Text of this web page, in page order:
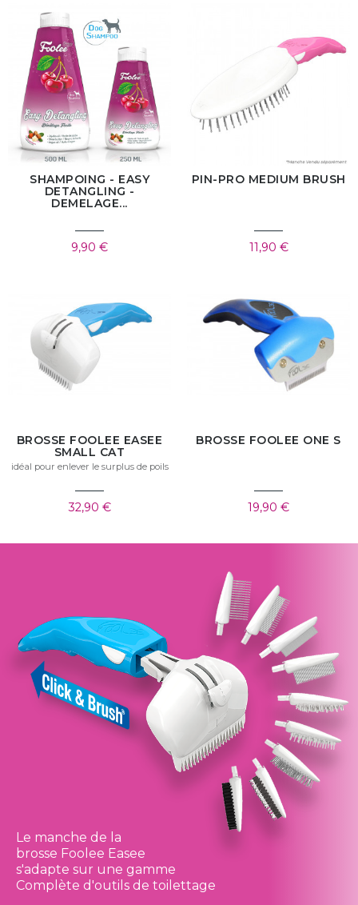
SHAMPOING - EASY
DETANGLING -
DEMELAGE...
9,90 €
PIN-PRO MEDIUM BRUSH
11,90 €
BROSSE FOOLEE EASEE
SMALL CAT
idéal pour enlever le surplus de poils
32,90 €
BROSSE FOOLEE ONE S
19,90 €
Le manche de la
brosse Foolee Easee
s'adapte sur une gamme
Complète d'outils de toilettage